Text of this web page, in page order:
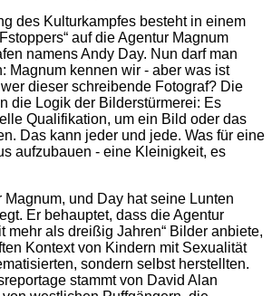
des Kulturkampfes besteht in einem
auf die Agentur Magnum
namens Andy Day. Nun darf man
Magnum kennen wir - aber was ist
dieser schreibende Fotograf? Die
die Logik der Bilderstürmerei: Es
Qualifikation, um ein Bild oder das
Das kann jeder und jede. Was für eine
aufzubauen - eine Kleinigkeit, es
und Day hat seine Lunten
Er behauptet, dass die Agentur
mehr als dreißig Jahren“ Bilder anbiete,
Kontext von Kindern mit Sexualität
sondern selbst herstellten.
stammt von David Alan